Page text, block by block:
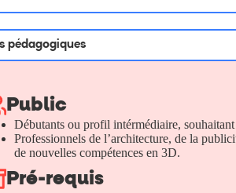
pédagogiques
Public
Débutants ou profil intérmédiaire,
Professionnels de l’architecture, de la
de nouvelles compétences en 3D.
Pré-requis